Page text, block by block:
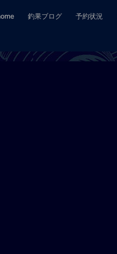
釣果ブログ 予約状況